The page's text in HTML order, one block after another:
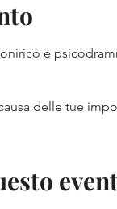
e
delle tue